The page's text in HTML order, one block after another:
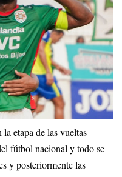
etapa de las vueltas
fútbol nacional y todo se
y posteriormente las